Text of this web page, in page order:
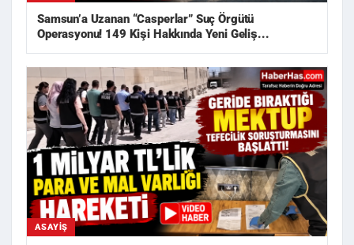
Samsun’a Uzanan “Casperlar” Suç Örgütü
Operasyonu! 149 Kişi Hakkında Yeni Geliş...
ASAYIŞ